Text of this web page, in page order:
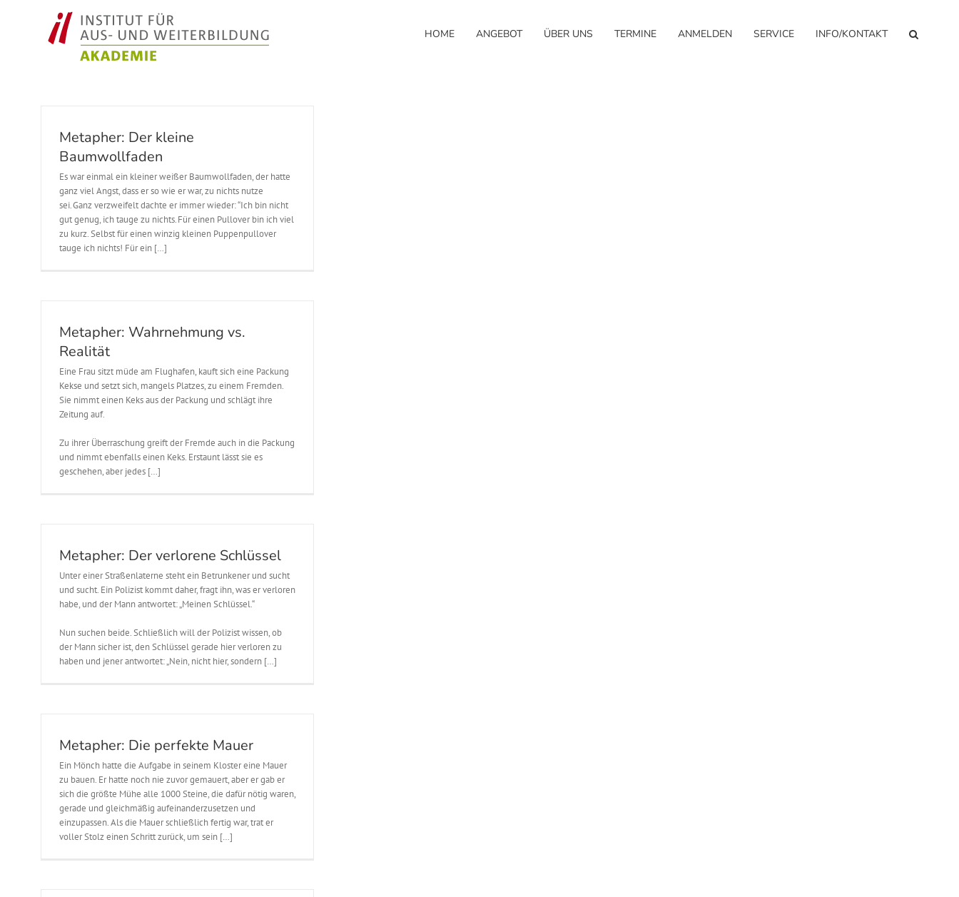
HOME ANGEBOT ÜBER UNS TERMINE ANMELDEN SERVICE INFO/KONTAKT
Metapher: Der kleine
Baumwollfaden
Es war einmal ein kleiner weißer Baumwollfaden, der hatte
ganz viel Angst, dass er so wie er war, zu nichts nutze
sei. Ganz verzweifelt dachte er immer wieder: “Ich bin nicht
gut genug, ich tauge zu nichts. Für einen Pullover bin ich viel
zu kurz. Selbst für einen winzig kleinen Puppenpullover
tauge ich nichts! Für ein […]
Metapher: Wahrnehmung vs.
Realität
Eine Frau sitzt müde am Flughafen, kauft sich eine Packung
Kekse und setzt sich, mangels Platzes, zu einem Fremden.
Sie nimmt einen Keks aus der Packung und schlägt ihre
Zeitung auf.
Zu ihrer Überraschung greift der Fremde auch in die Packung
und nimmt ebenfalls einen Keks. Erstaunt lässt sie es
geschehen, aber jedes […]
Metapher: Der verlorene Schlüssel
Unter einer Straßenlaterne steht ein Betrunkener und sucht
und sucht. Ein Polizist kommt daher, fragt ihn, was er verloren
habe, und der Mann antwortet: „Meinen Schlüssel.“
Nun suchen beide. Schließlich will der Polizist wissen, ob
der Mann sicher ist, den Schlüssel gerade hier verloren zu
haben und jener antwortet: „Nein, nicht hier, sondern […]
Metapher: Die perfekte Mauer
Ein Mönch hatte die Aufgabe in seinem Kloster eine Mauer
zu bauen. Er hatte noch nie zuvor gemauert, aber er gab er
sich die größte Mühe alle 1000 Steine, die dafür nötig waren,
gerade und gleichmäßig aufeinanderzusetzen und
einzupassen. Als die Mauer schließlich fertig war, trat er
voller Stolz einen Schritt zurück, um sein […]